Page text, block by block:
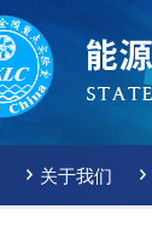
关于我们